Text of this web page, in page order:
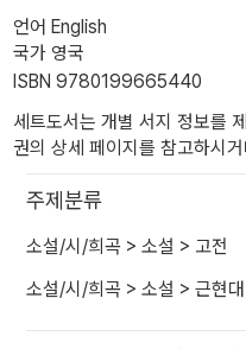
언어 English
국가 영국
ISBN 9780199665440
세트도서는 개별 서지 정보를
권의 상세 페이지를 참고하시
주제분류
소설/시/희곡 > 소설 > 고전
소설/시/희곡 > 소설 > 근현대